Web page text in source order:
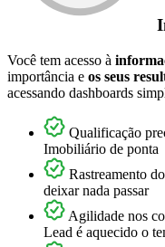
Você tem acesso à
importância e os seus
acessando dashboards
Qualificação
Imobiliário de ponta
Rastreamento
deixar nada passar
Agilidade nos
Lead é aquecido o